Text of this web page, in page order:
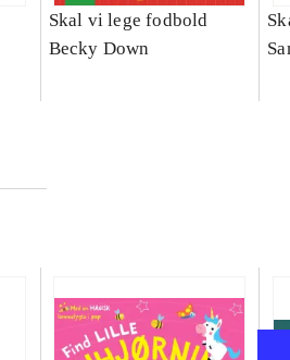
Skal vi lege fodbold
Becky Down